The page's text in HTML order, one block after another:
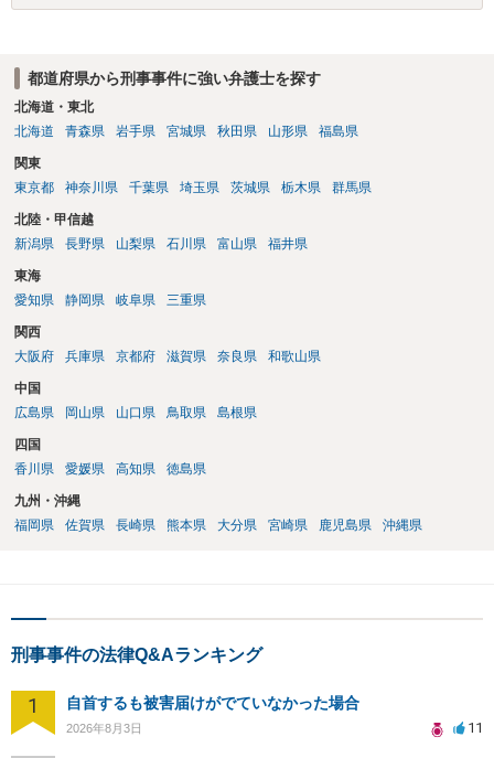
なければあまり意味がありません。 もともと執行猶予が狙える事案で
いうのが実感です。
都道府県から刑事事件に強い弁護士を探す
北海道・東北
北海道
青森県 岩手県 宮城県 秋田県 山形県 福島県
関東
東京都
神奈川県 千葉県 埼玉県 茨城県 栃木県 群馬県
北陸・甲信越
新潟県
長野県 山梨県 石川県 富山県 福井県
東海
愛知県
静岡県 岐阜県 三重県
関西
大阪府
兵庫県 京都府 滋賀県 奈良県 和歌山県
中国
広島県
岡山県 山口県 鳥取県 島根県
四国
香川県
愛媛県 高知県 徳島県
九州・沖縄
福岡県
佐賀県 長崎県 熊本県 大分県 宮崎県 鹿児島県 沖縄県
刑事事件の法律Q&Aランキング
1 自首するも被害届けがでていなかった場合
2026年8月3日 11